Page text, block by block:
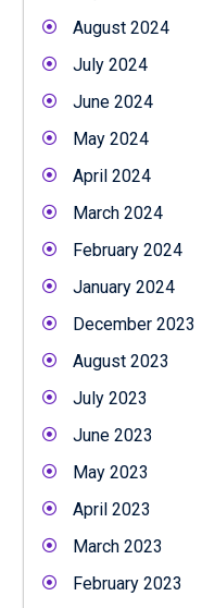
August 2024
July 2024
June 2024
May 2024
April 2024
March 2024
February 2024
January 2024
December 2023
August 2023
July 2023
June 2023
May 2023
April 2023
March 2023
February 2023